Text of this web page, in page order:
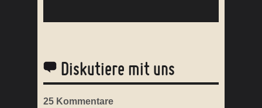
Diskutiere mit uns
25 Kommentare